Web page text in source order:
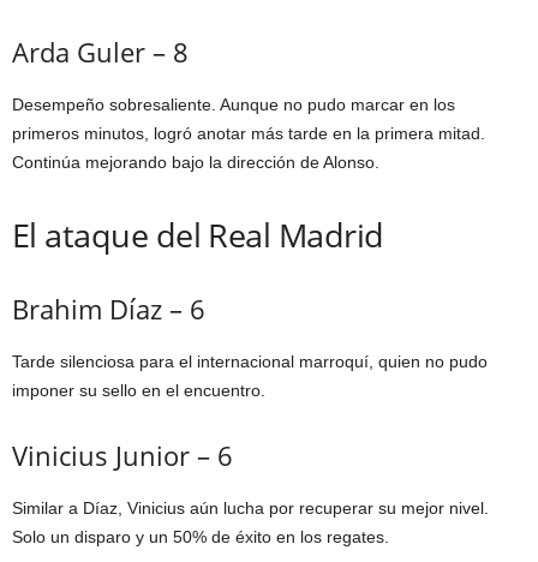
Arda Guler – 8
Desempeño sobresaliente. Aunque no pudo marcar en los
primeros minutos, logró anotar más tarde en la primera mitad.
Continúa mejorando bajo la dirección de Alonso.
El ataque del Real Madrid
Brahim Díaz – 6
Tarde silenciosa para el internacional marroquí, quien no pudo
imponer su sello en el encuentro.
Vinicius Junior – 6
Similar a Díaz, Vinicius aún lucha por recuperar su mejor nivel.
Solo un disparo y un 50% de éxito en los regates.